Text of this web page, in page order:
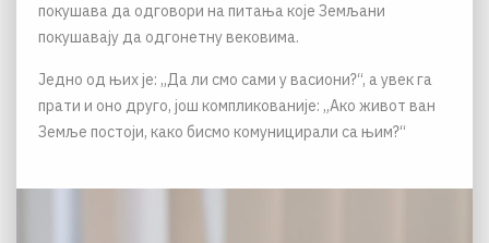
покушава да одговори на питања које Земљани
покушавају да одгонетну вековима.
Једно од њих је: „Да ли смо сами у васиони?“, а увек га
прати и оно друго, још компликованије: „Ако живот ван
Земље постоји, како бисмо комуницирали са њим?“